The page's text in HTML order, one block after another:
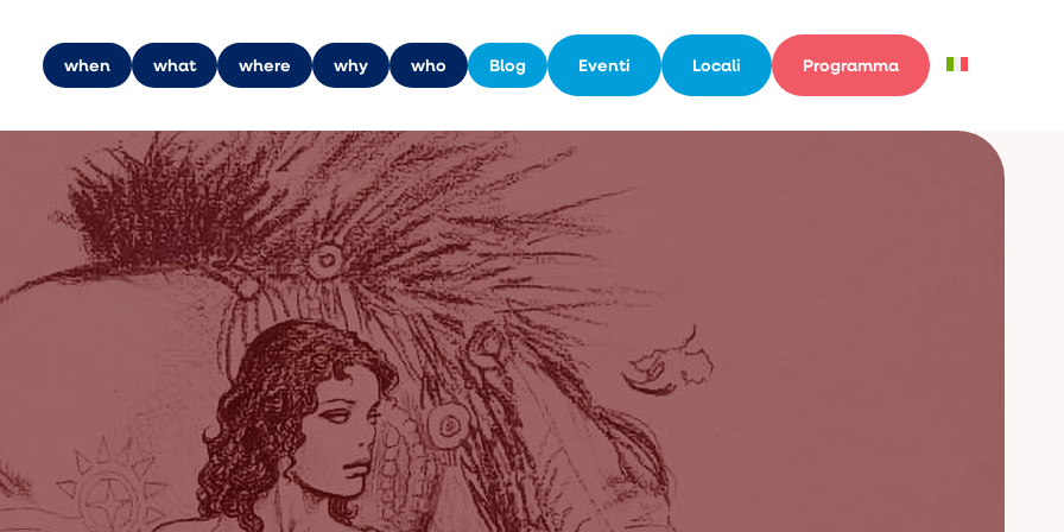
when what where why who Blog Eventi Locali Programma